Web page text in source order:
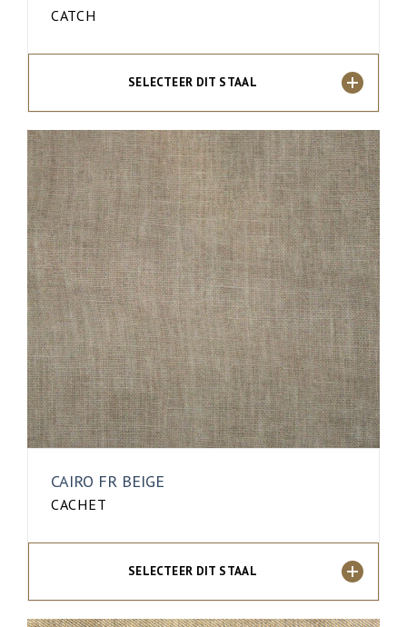
CATCH
SELECTEER DIT STAAL
CAIRO FR BEIGE
CACHET
SELECTEER DIT STAAL